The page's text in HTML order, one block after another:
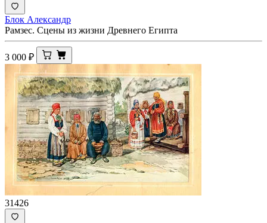
Блок Александр
Рамзес. Сцены из жизни Древнего Египта
3 000 ₽
31426